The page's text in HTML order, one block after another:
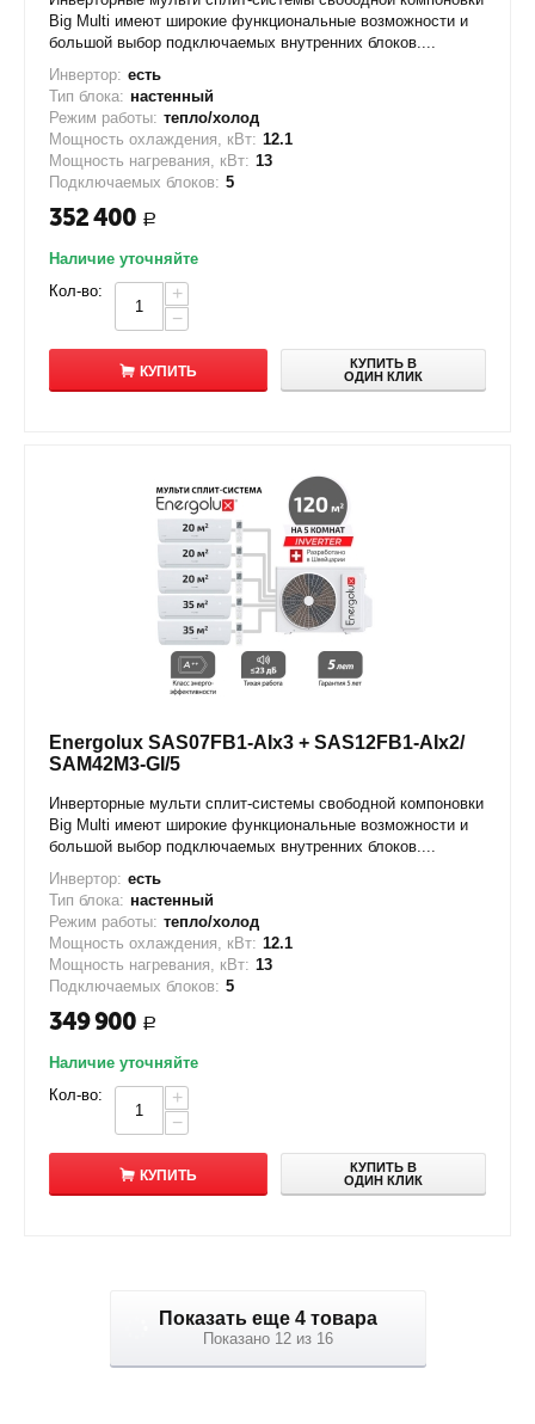
Big Multi имеют широкие функциональные возможности и
большой выбор подключаемых внутренних блоков....
Инвертор: есть
Тип блока: настенный
Режим работы: тепло/холод
Мощность охлаждения, кВт: 12.1
Мощность нагревания, кВт: 13
Подключаемых блоков: 5
352 400 Р
Наличие уточняйте
Кол-во:
+
−
КУПИТЬ
КУПИТЬ В
ОДИН КЛИК
Energolux SAS07FB1-AIx3 + SAS12FB1-AIx2/
SAM42M3-GI/5
Инверторные мульти сплит-системы свободной компоновки
Big Multi имеют широкие функциональные возможности и
большой выбор подключаемых внутренних блоков....
Инвертор: есть
Тип блока: настенный
Режим работы: тепло/холод
Мощность охлаждения, кВт: 12.1
Мощность нагревания, кВт: 13
Подключаемых блоков: 5
349 900 Р
Наличие уточняйте
Кол-во:
+
−
КУПИТЬ
КУПИТЬ В
ОДИН КЛИК
Показать еще 4 товара
Показано 12 из 16